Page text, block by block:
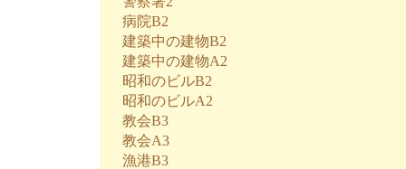
病院B2
建築中の建物B2
建築中の建物A2
昭和のビルB2
昭和のビルA2
教会B3
教会A3
漁港B3